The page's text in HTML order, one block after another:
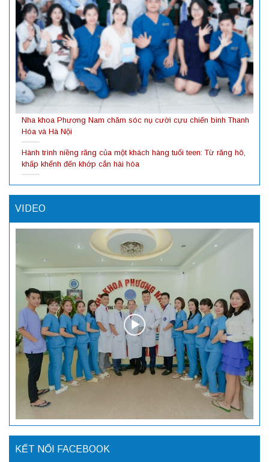
Nha khoa Phương Nam chăm sóc nụ cười cựu chiến binh Thanh
Hóa và Hà Nội
Hành trình niềng răng của một khách hàng tuổi teen: Từ răng hô,
khấp khểnh đến khớp cắn hài hòa
VIDEO
KẾT NỐI FACEBOOK